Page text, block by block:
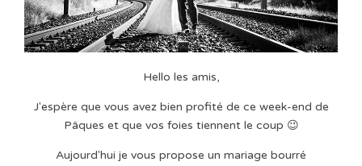
Hello les amis,
J'espère que vous avez bien profité de ce week-end de
Pâques et que vos foies tiennent le coup 😉
Aujourd'hui je vous propose un mariage bourré